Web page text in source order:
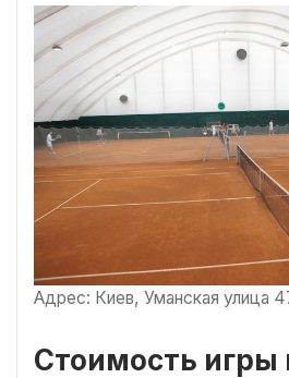
Адрес: Киев, Уманская улица
Стоимость игры